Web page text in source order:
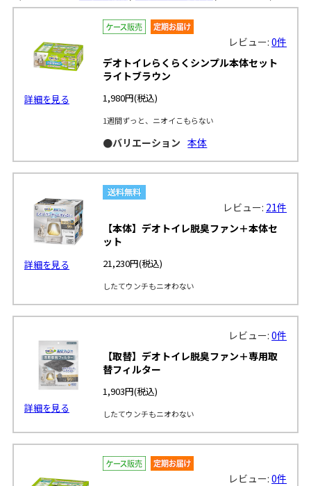
詳細を見る
レビュー:0件
デオトイレらくらくシンプル本体セット
ライトブラウン
1,980円(税込)
1週間ずっと、ニオイこもらない
●バリエーション 本体
詳細を見る
レビュー: 21件
【本体】デオトイレ脱臭ファン＋本体セ
ット
21,230円(税込)
したてウンチもニオわない
詳細を見る
レビュー:0件
【取替】デオトイレ脱臭ファン＋専用取
替フィルター
1,903円(税込)
したてウンチもニオわない
レビュー:0件